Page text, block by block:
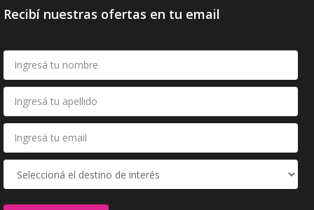
Recibí nuestras ofertas en tu email